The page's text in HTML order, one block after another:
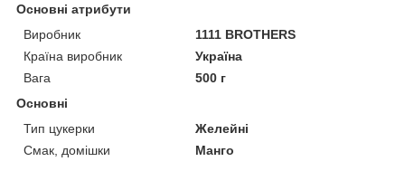
Основні атрибути
Виробник
1111 BROTHERS
Країна виробник
Україна
Вага
500 г
Основні
Тип цукерки
Желейні
Смак, домішки
Манго